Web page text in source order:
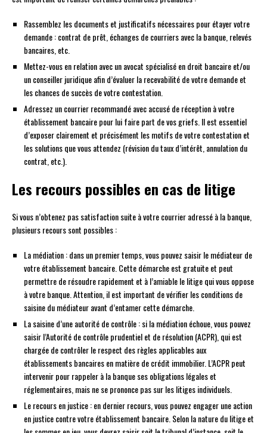
Rassemblez les documents et justificatifs nécessaires pour étayer votre
demande : contrat de prêt, échanges de courriers avec la banque, relevés
bancaires, etc.
Mettez-vous en relation avec un avocat spécialisé en droit bancaire et/ou
un conseiller juridique afin d’évaluer la recevabilité de votre demande et
les chances de succès de votre contestation.
Adressez un courrier recommandé avec accusé de réception à votre
établissement bancaire pour lui faire part de vos griefs. Il est essentiel
d’exposer clairement et précisément les motifs de votre contestation et
les solutions que vous attendez (révision du taux d’intérêt, annulation du
contrat, etc.).
Les recours possibles en cas de litige
Si vous n’obtenez pas satisfaction suite à votre courrier adressé à la banque,
plusieurs recours sont possibles :
La médiation : dans un premier temps, vous pouvez saisir le médiateur de
votre établissement bancaire. Cette démarche est gratuite et peut
permettre de résoudre rapidement et à l’amiable le litige qui vous oppose
à votre banque. Attention, il est important de vérifier les conditions de
saisine du médiateur avant d’entamer cette démarche.
La saisine d’une autorité de contrôle : si la médiation échoue, vous pouvez
saisir l’Autorité de contrôle prudentiel et de résolution (ACPR), qui est
chargée de contrôler le respect des règles applicables aux
établissements bancaires en matière de crédit immobilier. L’ACPR peut
intervenir pour rappeler à la banque ses obligations légales et
réglementaires, mais ne se prononce pas sur les litiges individuels.
Le recours en justice : en dernier recours, vous pouvez engager une action
en justice contre votre établissement bancaire. Selon la nature du litige et